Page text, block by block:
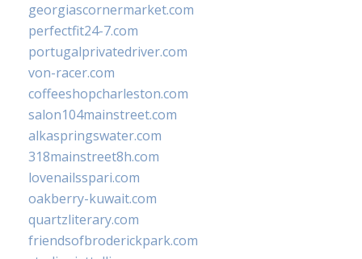
georgiascornermarket.com
perfectfit24-7.com
portugalprivatedriver.com
von-racer.com
coffeeshopcharleston.com
salon104mainstreet.com
alkaspringswater.com
318mainstreet8h.com
lovenailsspari.com
oakberry-kuwait.com
quartzliterary.com
friendsofbroderickpark.com